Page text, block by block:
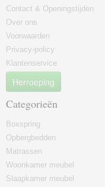
Contact & Openingstijden
Over ons
Voorwaarden
Privacy-policy
Klantenservice
Herroeping
Categorieën
Boxspring
Opbergbedden
Matrassen
Woonkamer meubel
Slaapkamer meubel